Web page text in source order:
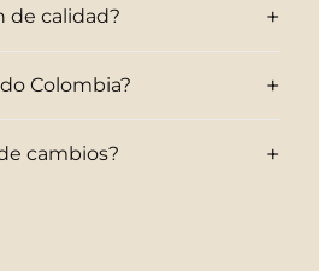
de calidad? +
Colombia? +
cambios? +